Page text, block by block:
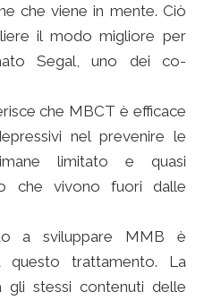
che viene in mente. Ciò
il modo migliore per
Segal, uno dei co-
che MBCT è efficace
nel prevenire le
limitato e quasi
che vivono fuori dalle
a sviluppare MMB è
questo trattamento. La
gli stessi contenuti delle